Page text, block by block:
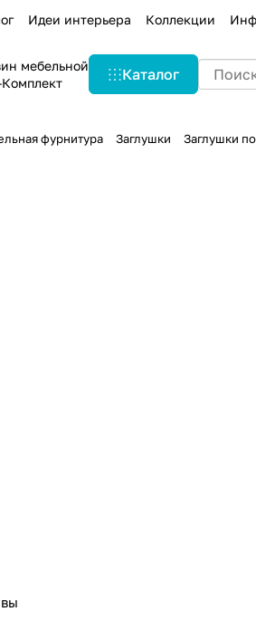
Идеи интерьера Коллекции
мебельной
Каталог
фурнитура Заглушки Заглушки